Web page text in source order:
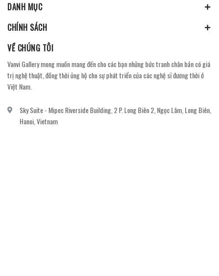
DANH MỤC
CHÍNH SÁCH
VỀ CHÚNG TÔI
Vanvi Gallery mong muốn mang đến cho các bạn những bức tranh chân bản có giá
trị nghệ thuật, đồng thời ủng hộ cho sự phát triển của các nghệ sĩ đương thời ở
Việt Nam.
Sky Suite - Mipec Riverside Building, 2 P. Long Biên 2, Ngọc Lâm, Long Biên,
Hanoi, Vietnam